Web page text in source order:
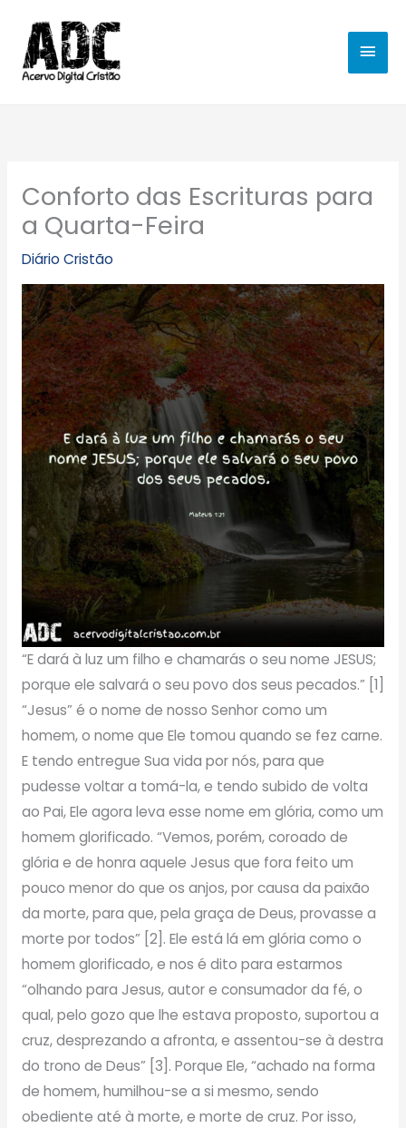
para
conteúdo
Conforto das Escrituras para
a Quarta-Feira
Diário Cristão
“E dará à luz um filho e chamarás o seu nome JESUS;
porque ele salvará o seu povo dos seus pecados.” [1]
“Jesus” é o nome de nosso Senhor como um
homem, o nome que Ele tomou quando se fez carne.
E tendo entregue Sua vida por nós, para que
pudesse voltar a tomá-la, e tendo subido de volta
ao Pai, Ele agora leva esse nome em glória, como um
homem glorificado. “Vemos, porém, coroado de
glória e de honra aquele Jesus que fora feito um
pouco menor do que os anjos, por causa da paixão
da morte, para que, pela graça de Deus, provasse a
morte por todos” [2]. Ele está lá em glória como o
homem glorificado, e nos é dito para estarmos
“olhando para Jesus, autor e consumador da fé, o
qual, pelo gozo que lhe estava proposto, suportou a
cruz, desprezando a afronta, e assentou-se à destra
do trono de Deus” [3]. Porque Ele, “achado na forma
de homem, humilhou-se a si mesmo, sendo
obediente até à morte, e morte de cruz. Por isso,